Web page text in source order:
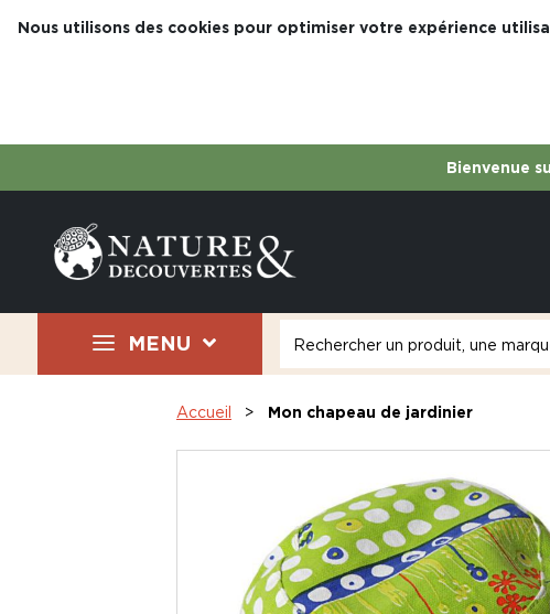
Nous utilisons des cookies pour optimiser votre expérience
Bienvenue
MENU
Accueil Mon chapeau de jardinier